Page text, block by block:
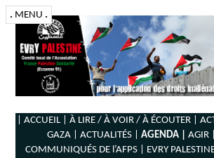
. MENU .
| ACCUEIL | À LIRE / À VOIR / À ÉCOUTER |
GAZA |
ACTUALITÉS | AGENDA | AGIR |
COMMUNIQUÉS DE l’AFPS |
EVRY